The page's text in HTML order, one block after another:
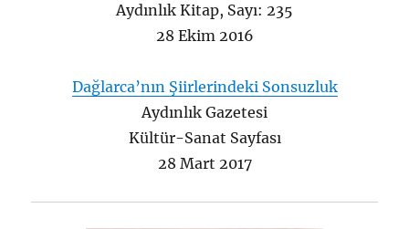
Aydınlık Kitap, Sayı: 235
28 Ekim 2016
Dağlarca’nın Şiirlerindeki Sonsuzluk
Aydınlık Gazetesi
Kültür-Sanat Sayfası
28 Mart 2017